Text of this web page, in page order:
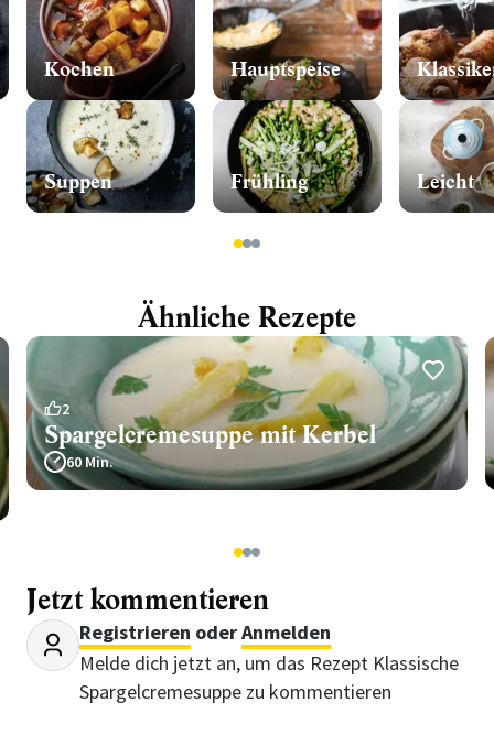
Kochen
Suppen
Hauptspeise
Frühling Leicht
123
Ähnliche Rezepte
2
Spargelcremesuppe mit Kerbel
60 Min.
123
Jetzt kommentieren
Registrieren oderAnmelden
Melde dich jetzt an, um das Rezept Klassische
Spargelcremesuppe zu kommentieren